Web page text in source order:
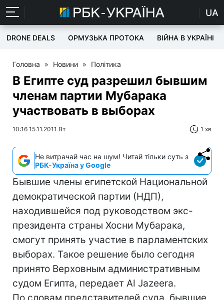
UA
DRONE DEALS ОРМУЗЬКА ПРОТОКА ВІЙНА В УКРАЇНІ
Головна » Новини » Політика
В Египте суд разрешил бывшим
членам партии Мубарака
участвовать в выборах
10:16 15.11.2011 Вт 1 хв
Не витрачай час на шум! Читай тільки суть з
РБК-Україна у Google
Бывшие члены египетской Национальной
демократической партии (НДП),
находившейся под руководством экс-
президента страны Хосни Мубарака,
смогут принять участие в парламентских
выборах. Такое решение было сегодня
принято Верховным административным
судом Египта, передает Al Jazeera.